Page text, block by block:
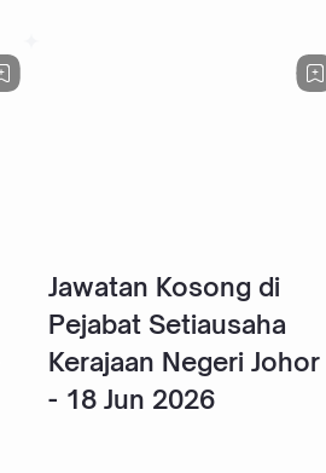
Jawatan Kosong di
Pejabat Setiausaha
Kerajaan Negeri Johor
- 18 Jun 2026